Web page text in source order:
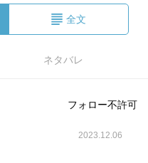
全文
ネタバレ
フォロー不許可
2023.12.06